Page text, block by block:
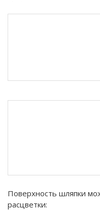
Поверхность шляпки
расцветки: